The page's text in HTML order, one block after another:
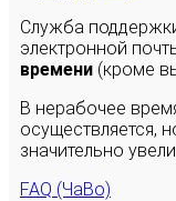
Служба
электронной
времени (кроме
В нерабочее
осуществляется,
значительно
FAQ (ЧаВо)